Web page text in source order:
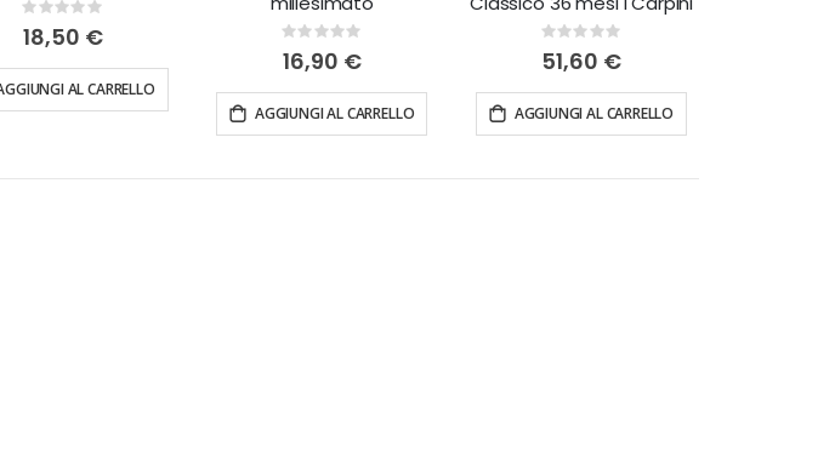
Rating:
0%
18,50 €
AL CARRELLO
Rating:
0%
16,90 €
AGGIUNGI AL CARRELLO
Rating:
0%
51,60 €
AGGIUNGI AL CARRELLO